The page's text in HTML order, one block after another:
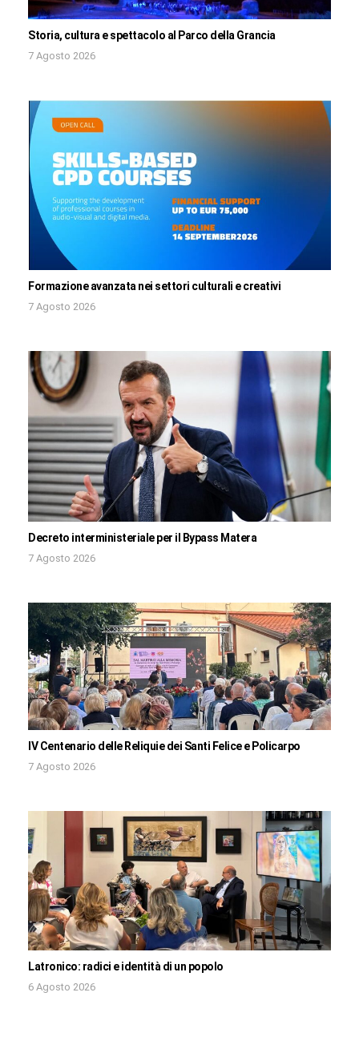
Storia, cultura e spettacolo al Parco della Grancia
7 Agosto 2026
Formazione avanzata nei settori culturali e creativi
7 Agosto 2026
Decreto interministeriale per il Bypass Matera
7 Agosto 2026
IV Centenario delle Reliquie dei Santi Felice e Policarpo
7 Agosto 2026
Latronico: radici e identità di un popolo
6 Agosto 2026